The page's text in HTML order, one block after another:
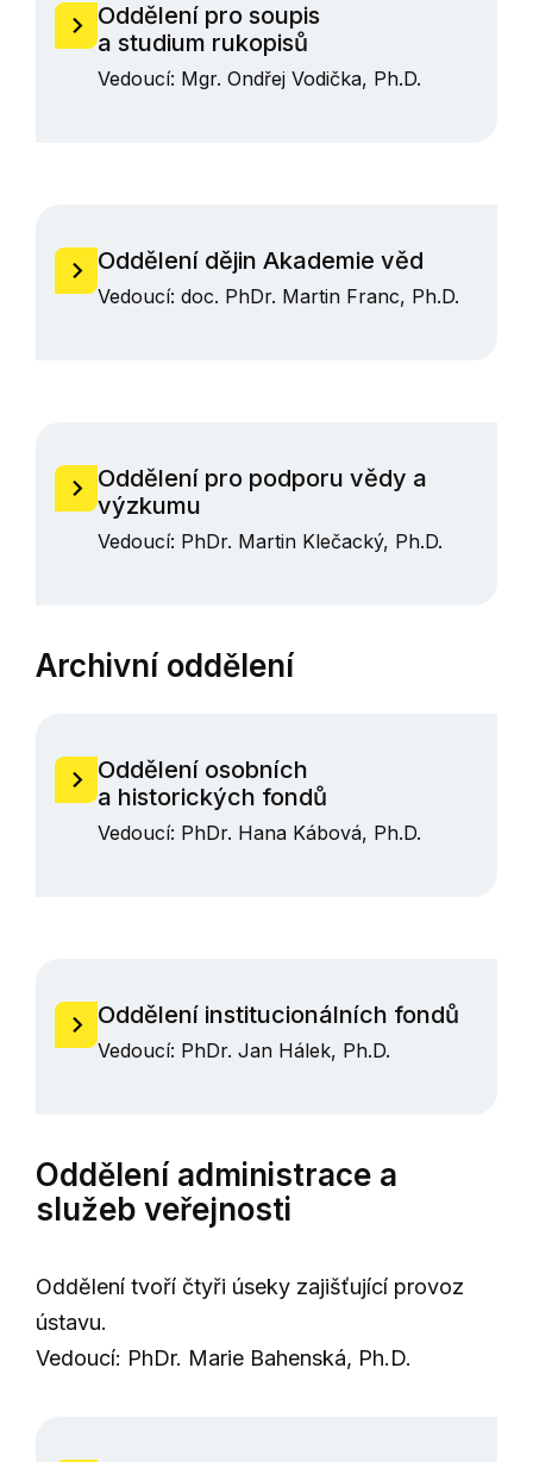
Oddělení pro soupis
a studium rukopisů
Vedoucí: Mgr. Ondřej Vodička, Ph.D.
Oddělení dějin Akademie věd
Vedoucí: doc. PhDr. Martin Franc, Ph.D.
Oddělení pro podporu vědy a
výzkumu
Vedoucí: PhDr. Martin Klečacký, Ph.D.
Archivní oddělení
Oddělení osobních
a historických fondů
Vedoucí: PhDr. Hana Kábová, Ph.D.
Oddělení institucionálních fondů
Vedoucí: PhDr. Jan Hálek, Ph.D.
Oddělení administrace a
služeb veřejnosti
Oddělení tvoří čtyři úseky zajišťující provoz
ústavu.
Vedoucí: PhDr. Marie Bahenská, Ph.D.